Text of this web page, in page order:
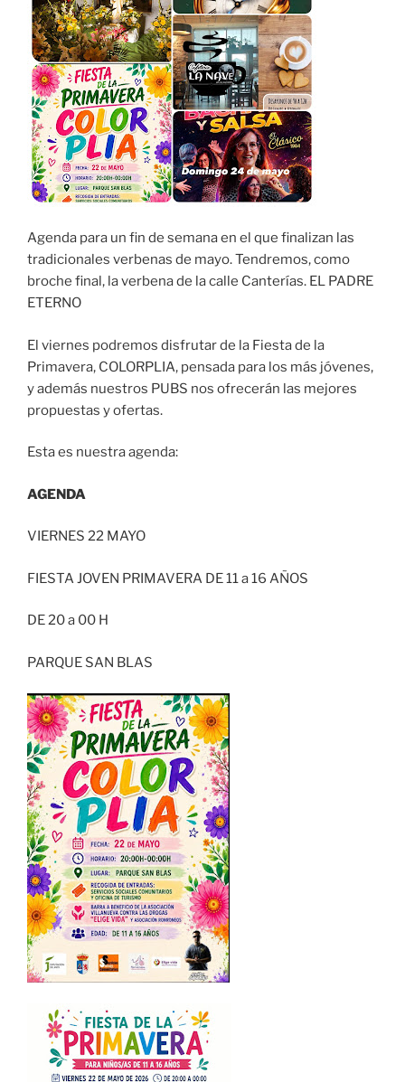
Agenda para un fin de semana en el que finalizan las
tradicionales verbenas de mayo. Tendremos, como
broche final, la verbena de la calle Canterías. EL PADRE
ETERNO
El viernes podremos disfrutar de la Fiesta de la
Primavera, COLORPLIA, pensada para los más jóvenes,
y además nuestros PUBS nos ofrecerán las mejores
propuestas y ofertas.
Esta es nuestra agenda:
AGENDA
VIERNES 22 MAYO
FIESTA JOVEN PRIMAVERA DE 11 a 16 AÑOS
DE 20 a 00 H
PARQUE SAN BLAS